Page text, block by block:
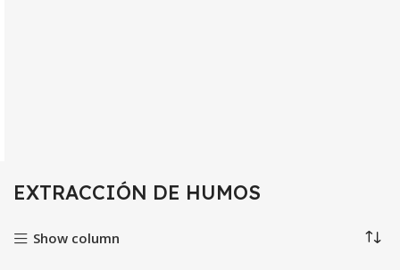
EXTRACCIÓN DE HUMOS
Show column